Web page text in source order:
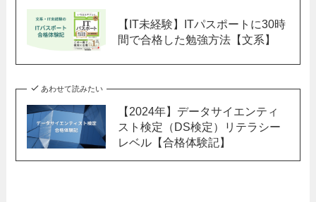
【IT未経験】ITパスポートに30時
間で合格した勉強方法【文系】
あわせて読みたい
【2024年】データサイエンティ
スト検定（DS検定）リテラシー
レベル【合格体験記】